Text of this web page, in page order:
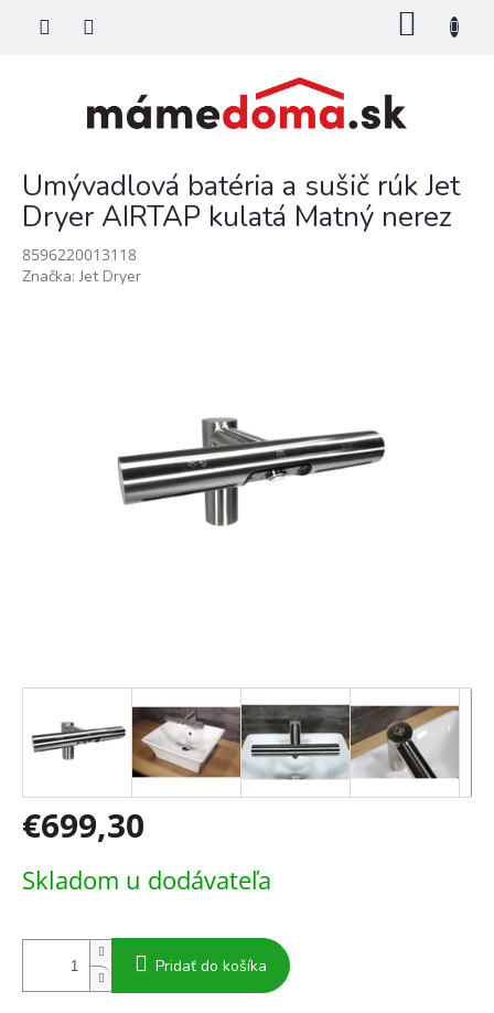
Umývadlová batéria a sušič rúk Jet
Dryer AIRTAP kulatá Matný nerez
8596220013118
Značka:Jet Dryer
€699,30
cena:
Skladom u dodávateľa
Pridať do košíka